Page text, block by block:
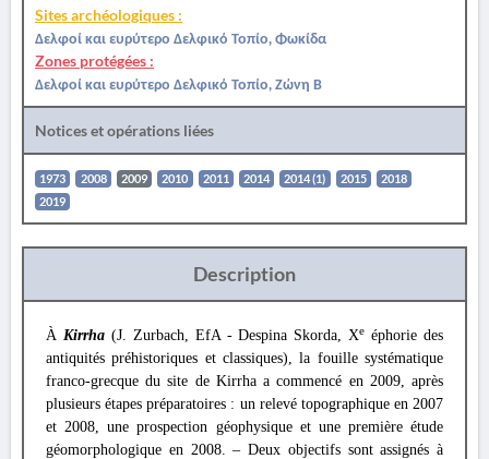
Sites archéologiques :
Δελφοί και ευρύτερο Δελφικό Τοπίο, Φωκίδα
Zones protégées :
Δελφοί και ευρύτερο Δελφικό Τοπίο, Ζώνη Β
Notices et opérations liées
1973 2008 2009 2010 2011 2014 2014 (1) 2015
2018
2019
Description
À Kirrha(J. Zurbach, EfA - Despina Skorda, Xe éphorie des
antiquités préhistoriques et classiques), la fouille systématique
franco-grecque du site de Kirrha a commencé en 2009, après
plusieurs étapes préparatoires : un relevé topographique en 2007
et 2008, une prospection géophysique et une première étude
géomorphologique en 2008. – Deux objectifs sont assignés à